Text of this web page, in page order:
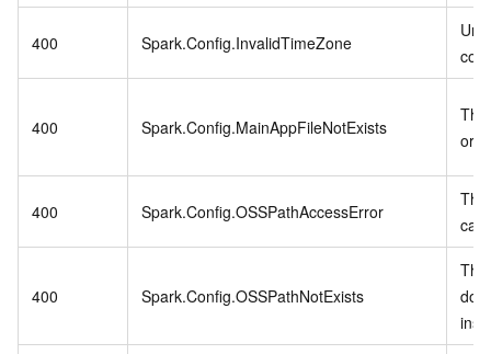
400 Spark.Config.InvalidTimeZone
400 Spark.Config.MainAppFileNotExists
or
400 Spark.Config.OSSPathAccessError
400 Spark.Config.OSSPathNotExists